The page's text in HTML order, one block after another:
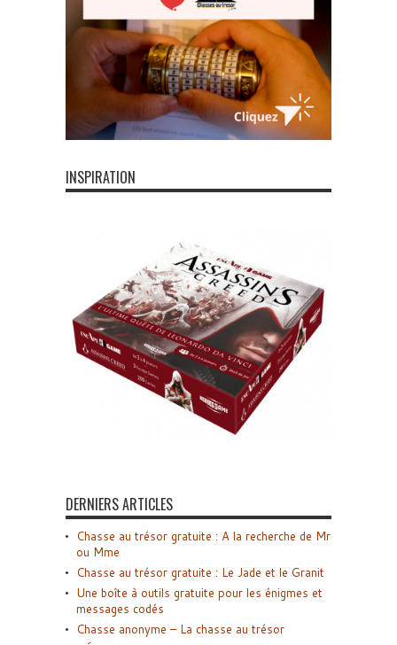
INSPIRATION
DERNIERS ARTICLES
Chasse au trésor gratuite : A la recherche de Mr
ou Mme
Chasse au trésor gratuite : Le Jade et le Granit
Une boîte à outils gratuite pour les énigmes et
messages codés
Chasse anonyme – La chasse au trésor